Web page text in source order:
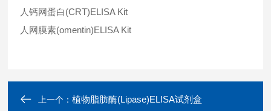
人钙网蛋白(CRT)ELISA Kit
人网膜素(omentin)ELISA Kit
上一个：植物脂肪酶(Lipase)ELISA试剂盒